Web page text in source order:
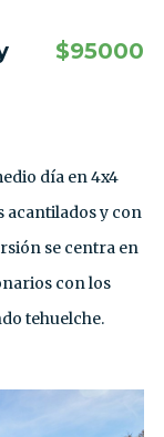
$95000
día en 4x4
acantilados y con
se centra en
con los
tehuelche.